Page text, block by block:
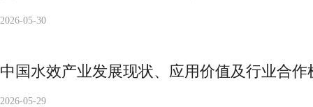
2026-05-30
中国水效产业发展现状、应用价值及行业合作
2026-05-29